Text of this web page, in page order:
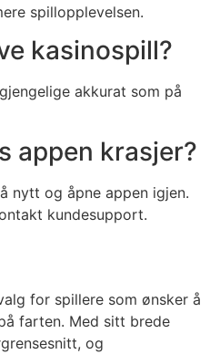
spillopplevelsen.
kasinospill?
akkurat som på
appen krasjer?
nytt og åpne appen igjen.
kundesupport.
for spillere som ønsker å
farten. Med sitt brede
og